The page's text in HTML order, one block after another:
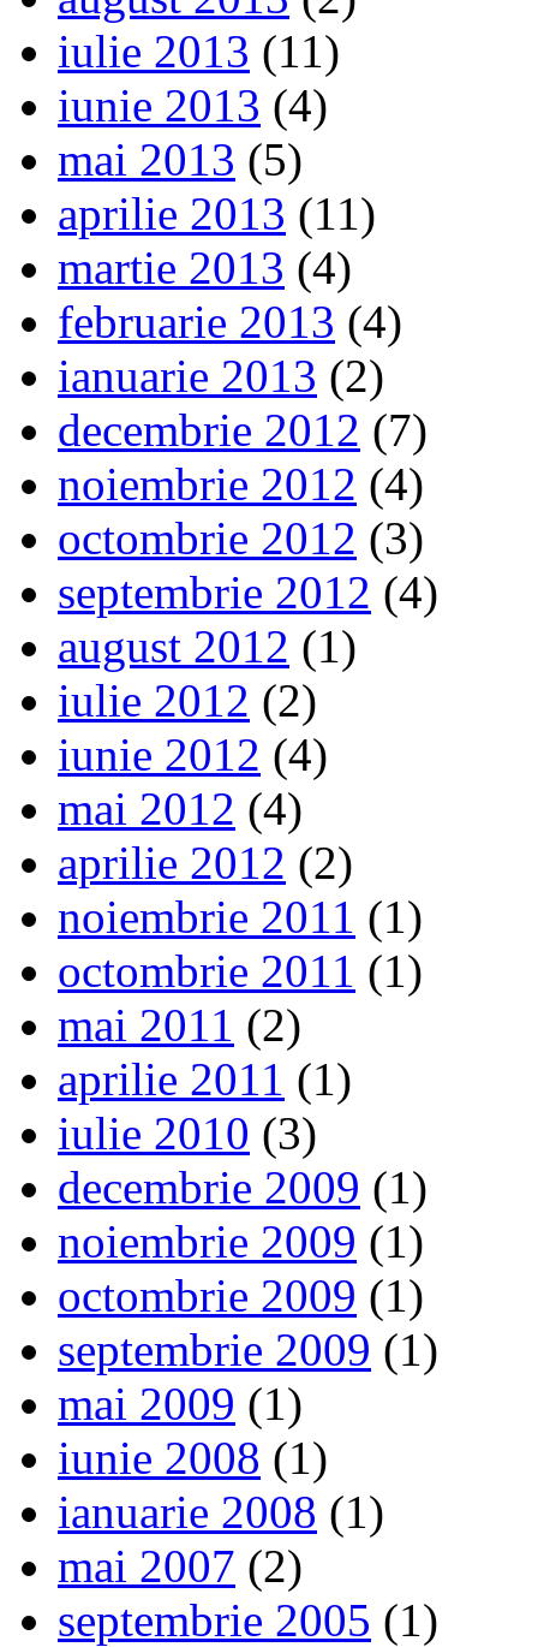
iulie 2013 (11)
iunie 2013 (4)
mai 2013 (5)
aprilie 2013 (11)
martie 2013 (4)
februarie 2013 (4)
ianuarie 2013 (2)
decembrie 2012 (7)
noiembrie 2012 (4)
octombrie 2012 (3)
septembrie 2012 (4)
august 2012 (1)
iulie 2012 (2)
iunie 2012 (4)
mai 2012 (4)
aprilie 2012 (2)
noiembrie 2011 (1)
octombrie 2011 (1)
mai 2011 (2)
aprilie 2011 (1)
iulie 2010 (3)
decembrie 2009 (1)
noiembrie 2009 (1)
octombrie 2009 (1)
septembrie 2009 (1)
mai 2009 (1)
iunie 2008 (1)
ianuarie 2008 (1)
mai 2007 (2)
septembrie 2005 (1)